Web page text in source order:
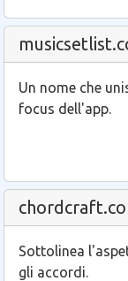
Un nome che
focus dell'app.
Sottolinea
gli accordi.